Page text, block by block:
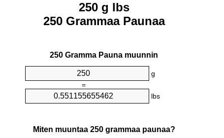
250 g lbs
250 Grammaa Paunaa
250 Gramma Pauna muunnin
g
=
lbs
Miten muuntaa 250 grammaa paunaa?